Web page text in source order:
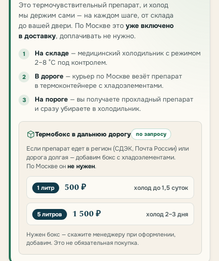
Это термочувствительный препарат, и холод
мы держим сами — на каждом шаге, от склада
до вашей двери. По Москве это уже включено
в доставку, доплачивать не нужно.
1 На складе — медицинский холодильник с режимом
2–8 °C под контролем.
2 В дороге — курьер по Москве везёт препарат
в термоконтейнере с хладоэлементами.
3 На пороге — вы получаете прохладный препарат
и сразу убираете в холодильник.
Термобокс в дальнюю дорогу по запросу
Если препарат едет в регион (СДЭК, Почта России) или
дорога долгая — добавим бокс с хладоэлементами.
По Москве онне нужен.
1 литр 500 ₽ холод до 1,5 суток
5 литров 1 500 ₽ холод 2–3 дня
Нужен бокс — скажите менеджеру при оформлении,
добавим. Это не обязательная покупка.